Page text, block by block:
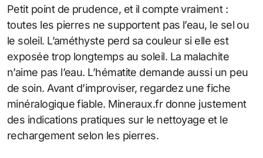
Petit point de prudence, et il compte vraiment :
toutes les pierres ne supportent pas l’eau, le sel ou
le soleil. L’améthyste perd sa couleur si elle est
exposée trop longtemps au soleil. La malachite
n’aime pas l’eau. L’hématite demande aussi un peu
de soin. Avant d’improviser, regardez une fiche
minéralogique fiable. Mineraux.fr donne justement
des indications pratiques sur le nettoyage et le
rechargement selon les pierres.